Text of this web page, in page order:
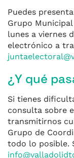
Puedes
Grupo
lunes a viernes
electrónico a
¿Y qué
Si tienes
consulta sobre
transmitirnos
Grupo de
todo lo posible.